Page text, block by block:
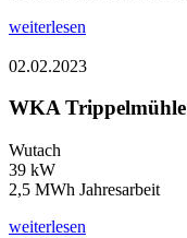
weiterlesen
02.02.2023
WKA Trippelmühle
Wutach
39 kW
2,5 MWh Jahresarbeit
weiterlesen